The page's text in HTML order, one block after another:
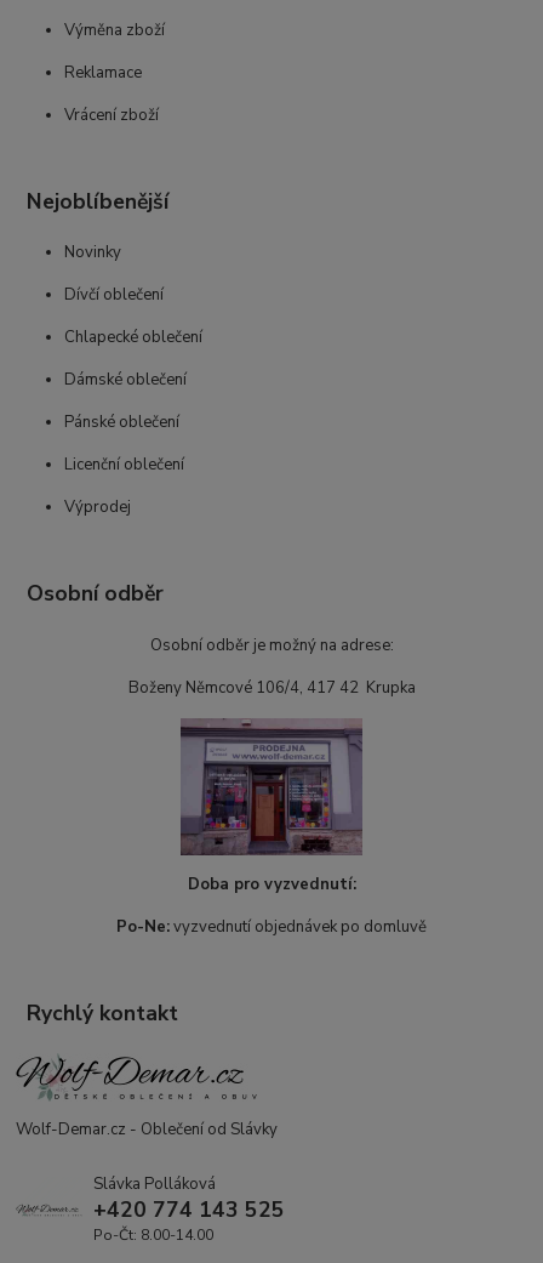
Výměna zboží
Reklamace
Vrácení zboží
Nejoblíbenější
Novinky
Dívčí oblečení
Chlapecké oblečení
Dámské oblečení
Pánské oblečení
Licenční oblečení
Výprodej
Osobní odběr
Osobní odběr je možný na adrese:
Boženy Němcové 106/4, 417 42 Krupka
Doba pro vyzvednutí:
Po-Ne:vyzvednutí objednávek po domluvě
Rychlý kontakt
Wolf-Demar.cz - Oblečení od Slávky
Slávka Polláková
+420 774 143 525
Po-Čt: 8.00-14.00